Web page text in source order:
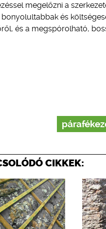
megelőzni a
és
és a megspórolható,
CIKKEK: